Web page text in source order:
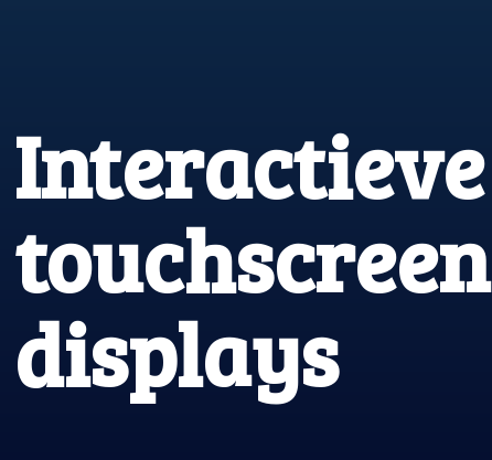
Interactieve
touchscreen
displays